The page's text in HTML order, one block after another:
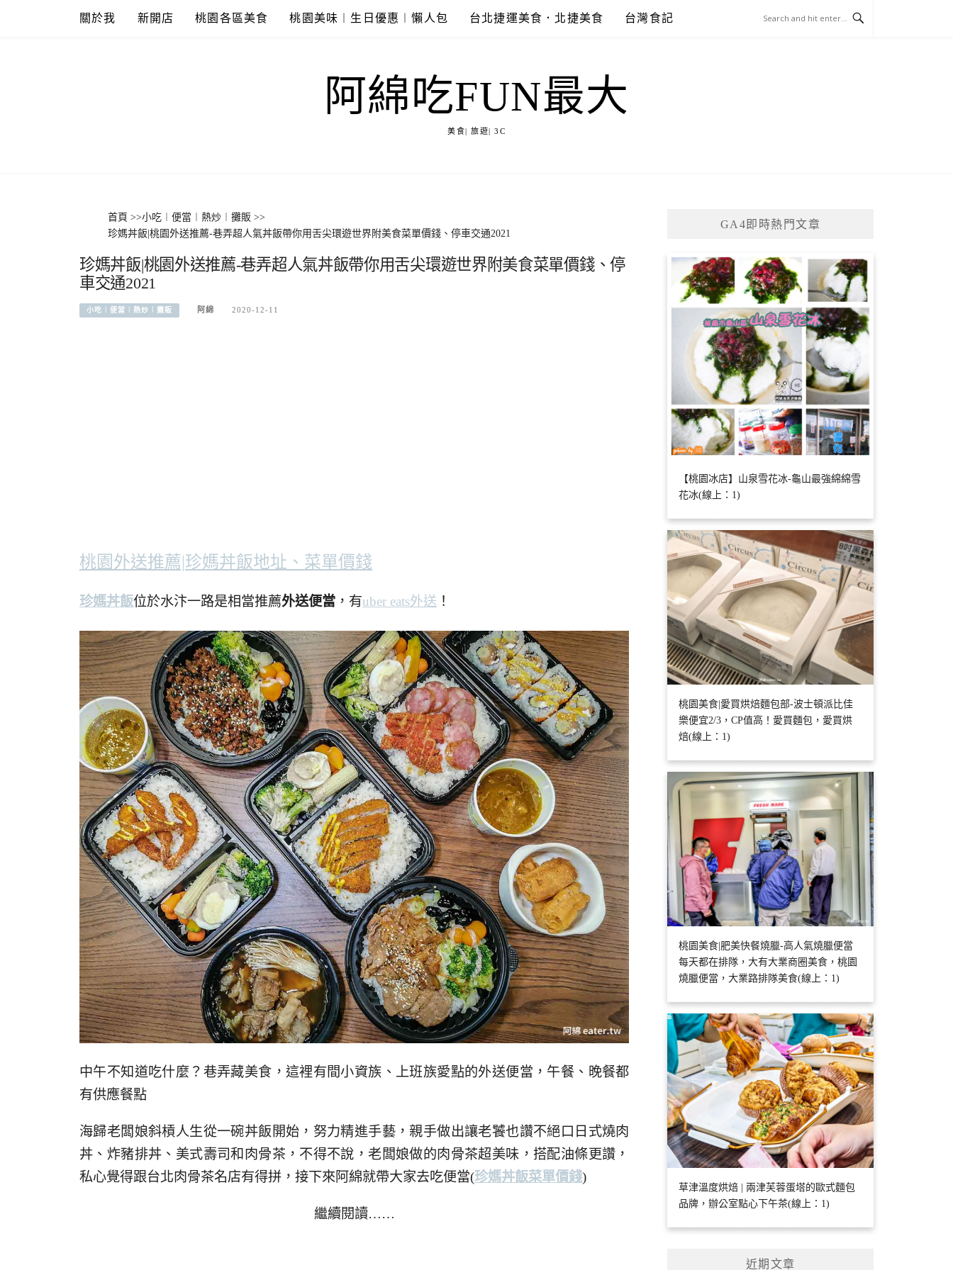
關於我 新開店 桃園各區美食 桃園美味︱生日優惠︱懶人包 台北捷運美食．北捷美食 台灣食記
阿綿吃FUN最大
美食| 旅遊| 3C
首頁 >>小吃︱便當︱熱炒︱攤販 >>
珍媽丼飯|桃園外送推薦-巷弄超人氣丼飯帶你用舌尖環遊世界附美食菜單價錢、停車交通2021
珍媽丼飯|桃園外送推薦-巷弄超人氣丼飯帶你用舌尖環遊世界附美食菜單價錢、停
車交通2021
小吃︱便當︱熱炒︱攤販 阿綿 2020-12-11
桃園外送推薦|珍媽丼飯地址、菜單價錢
珍媽丼飯位於水汴一路是相當推薦外送便當 ，有uber eats外送 ！
中午不知道吃什麼？巷弄藏美食，這裡有間小資族、上班族愛點的外送便當，午餐、晚餐都
有供應餐點
海歸老闆娘斜槓人生從一碗丼飯開始，努力精進手藝，親手做出讓老饕也讚不絕口日式燒肉
丼、炸豬排丼、美式壽司和肉骨茶，不得不說，老闆娘做的肉骨茶超美味，搭配油條更讚，
私心覺得跟台北肉骨茶名店有得拼，接下來阿綿就帶大家去吃便當(珍媽丼飯菜單價錢)
繼續閱讀……
GA4即時熱門文章
【桃園冰店】山泉雪花冰-龜山最強綿綿雪
花冰(線上：1)
桃園美食|愛買烘焙麵包部-波士頓派比佳
樂便宜2/3，CP值高！愛買麵包，愛買烘
焙(線上：1)
桃園美食|肥美快餐燒臘-高人氣燒臘便當
每天都在排隊，大有大業商圈美食，桃園
燒臘便當，大業路排隊美食(線上：1)
草津溫度烘焙 | 兩津芙蓉蛋塔的歐式麵包
品牌，辦公室點心下午茶(線上：1)
近期文章